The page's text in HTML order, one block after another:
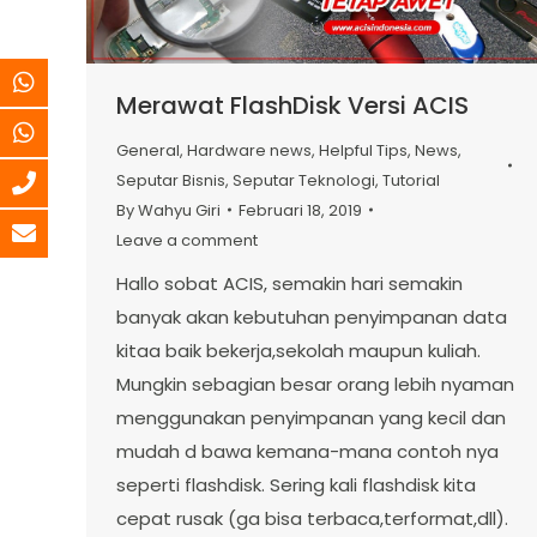
Merawat FlashDisk Versi ACIS
General, Hardware news, Helpful Tips, News,
Seputar Bisnis, Seputar Teknologi, Tutorial
ByWahyu Giri
Februari 18, 2019
Leave a comment
Hallo sobat ACIS, semakin hari semakin
banyak akan kebutuhan penyimpanan data
kitaa baik bekerja,sekolah maupun kuliah.
Mungkin sebagian besar orang lebih nyaman
menggunakan penyimpanan yang kecil dan
mudah d bawa kemana-mana contoh nya
seperti flashdisk. Sering kali flashdisk kita
cepat rusak (ga bisa terbaca,terformat,dll).